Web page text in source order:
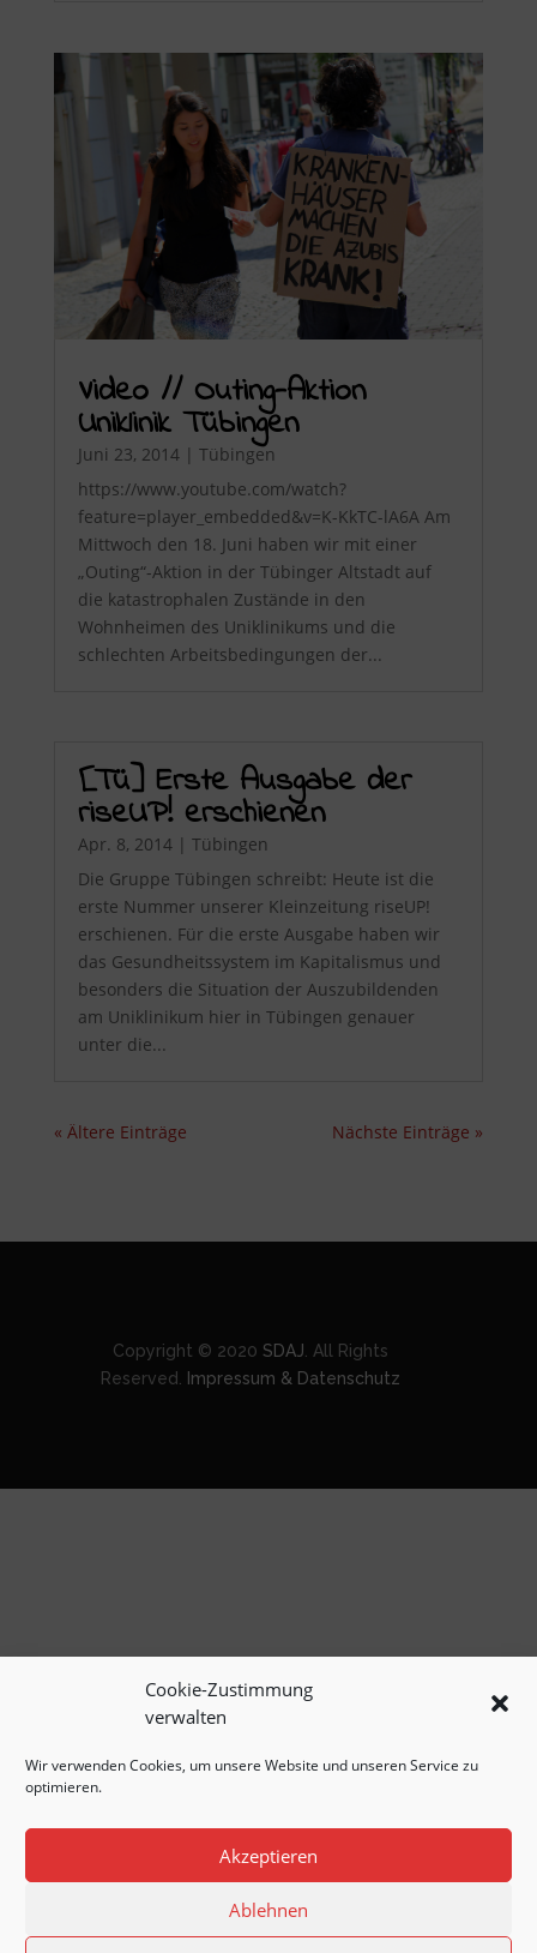
Cookie-Zustimmung
verwalten
Wir verwenden Cookies, um unsere Website und unseren Service zu
optimieren.
Akzeptieren
Ablehnen
Video // Outing-Aktion
Uniklinik Tübingen
Juni 23, 2014| Tübingen
https://www.youtube.com/watch?
feature=player_embedded&v=K-KkTC-lA6A Am
Mittwoch den 18. Juni haben wir mit einer
„Outing“-Aktion in der Tübinger Altstadt auf
die katastrophalen Zustände in den
Wohnheimen des Uniklinikums und die
schlechten Arbeitsbedingungen der...
[Tü] Erste Ausgabe der
riseUP! erschienen
Apr. 8, 2014| Tübingen
Die Gruppe Tübingen schreibt: Heute ist die
erste Nummer unserer Kleinzeitung riseUP!
erschienen. Für die erste Ausgabe haben wir
das Gesundheitssystem im Kapitalismus und
besonders die Situation der Auszubildenden
am Uniklinikum hier in Tübingen genauer
unter die...
« Ältere Einträge Nächste Einträge »
Copyright © 2020 SDAJ . All Rights
Reserved.
Impressum & Datenschutz